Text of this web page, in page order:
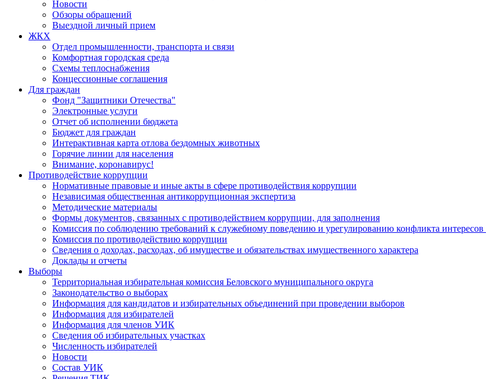
Новости
Обзоры обращений
Выездной личный прием
ЖКХ
Отдел промышленности, транспорта и связи
Комфортная городская среда
Схемы теплоснабжения
Концессионные соглашения
Для граждан
Фонд "Защитники Отечества"
Электронные услуги
Отчет об исполнении бюджета
Бюджет для граждан
Интерактивная карта отлова бездомных животных
Горячие линии для населения
Внимание, коронавирус!
Противодействие коррупции
Нормативные правовые и иные акты в сфере противодействия коррупции
Независимая общественная антикоррупционная экспертиза
Методические материалы
Формы документов, связанных с противодействием коррупции, для заполнения
Комиссия по соблюдению требований к служебному поведению и урегулированию конфликта интересов
Комиссия по противодействию коррупции
Сведения о доходах, расходах, об имуществе и обязательствах имущественного характера
Доклады и отчеты
Выборы
Территориальная избирательная комиссия Беловского муниципального округа
Законодательство о выборах
Информация для кандидатов и избирательных объединений при проведении выборов
Информация для избирателей
Информация для членов УИК
Сведения об избирательных участках
Численность избирателей
Новости
Состав УИК